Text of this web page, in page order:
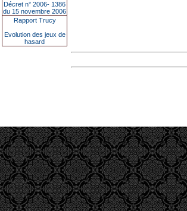
Décret n° 2006- 1386
du 15 novembre 2006
Rapport Trucy
Evolution des jeux de
hasard